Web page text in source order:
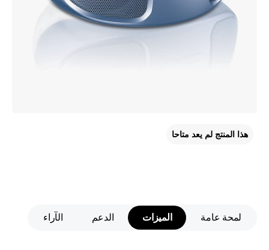
هذا المنتج لم يعد متاحا
لمحة عامة الميزات الدعم الآراء